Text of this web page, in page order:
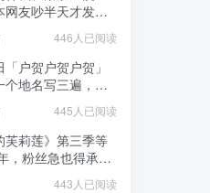
网友吵半天才发
地板里！446人已阅读
「户贺户贺户贺」
个地名写三遍，竟
而是150年旧账！
445人已阅读
芙莉莲》第三季等
，粉丝急也得承认
道理！ 443人已阅读